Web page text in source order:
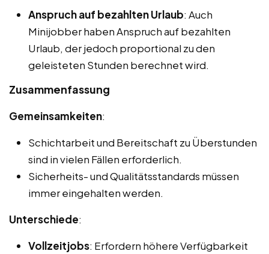
Anspruch auf bezahlten Urlaub: Auch
Minijobber haben Anspruch auf bezahlten
Urlaub, der jedoch proportional zu den
geleisteten Stunden berechnet wird.
Zusammenfassung
Gemeinsamkeiten:
Schichtarbeit und Bereitschaft zu Überstunden
sind in vielen Fällen erforderlich.
Sicherheits- und Qualitätsstandards müssen
immer eingehalten werden.
Unterschiede:
Vollzeitjobs: Erfordern höhere Verfügbarkeit